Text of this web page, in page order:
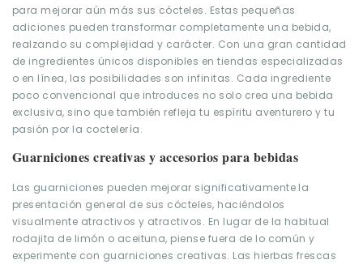
para mejorar aún más sus cócteles. Estas pequeñas
adiciones pueden transformar completamente una bebida,
realzando su complejidad y carácter. Con una gran cantidad
de ingredientes únicos disponibles en tiendas especializadas
o en línea, las posibilidades son infinitas. Cada ingrediente
poco convencional que introduces no solo crea una bebida
exclusiva, sino que también refleja tu espíritu aventurero y tu
pasión por la coctelería.
Guarniciones creativas y accesorios para bebidas
Las guarniciones pueden mejorar significativamente la
presentación general de sus cócteles, haciéndolos
visualmente atractivos y atractivos. En lugar de la habitual
rodajita de limón o aceituna, piense fuera de lo común y
experimente con guarniciones creativas. Las hierbas frescas